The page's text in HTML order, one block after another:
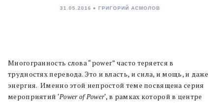
31.05.2016 ГРИГОРИЙ АСМОЛОВ
Многогранность слова “power” часто теряется в
трудностях перевода. Это и власть, и сила, и мощь, и даже
энергия. Именно этой непростой теме посвящена серия
мероприятий ‘Power of Power‘, в рамках которой в центре